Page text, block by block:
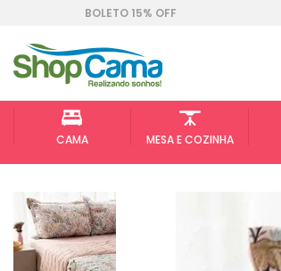
BOLETO 15% OFF
CAMA MESA E COZINHA